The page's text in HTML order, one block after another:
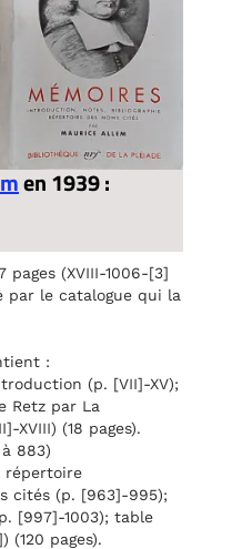
en 1939 :
pages (XVIII-1006-[3]
par le catalogue qui la
:
(p. [VII]-XV);
Retz par La
XVIII) (18 pages).
883)
répertoire
cités (p. [963]-995);
[997]-1003); table
(120 pages).